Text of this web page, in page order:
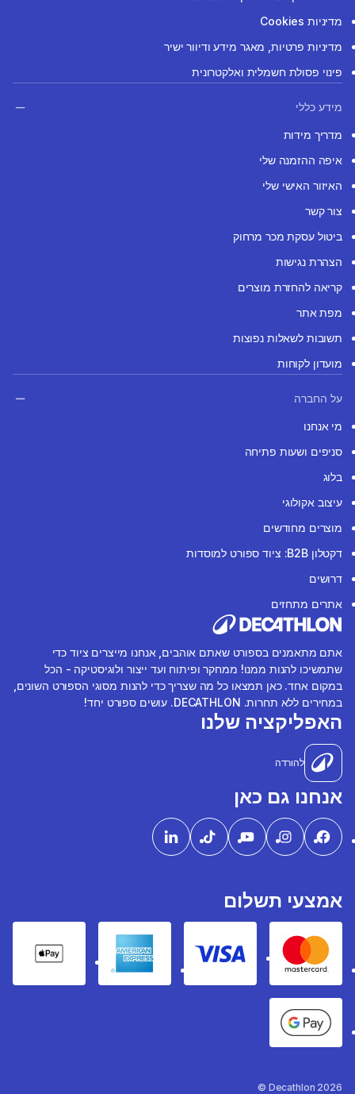
מדיניות Cookies
מדיניות פרטיות, מאגר מידע ודיוור ישיר
פינוי פסולת חשמלית ואלקטרונית
מידע כללי
מדריך מידות
איפה ההזמנה שלי
האיזור האישי שלי
צור קשר
ביטול עסקת מכר מרחוק
הצהרת נגישות
קריאה להחזרת מוצרים
מפת אתר
תשובות לשאלות נפוצות
מועדון לקוחות
על החברה
מי אנחנו
סניפים ושעות פתיחה
בלוג
עיצוב אקולוגי
מוצרים מחודשים
דקטלון B2B: ציוד ספורט למוסדות
דרושים
אתרים מתחזים
אתם מתאמנים בספורט שאתם אוהבים, אנחנו מייצרים ציוד כדי
שתמשיכו להנות ממנו! ממחקר ופיתוח ועד ייצור ולוגיסטיקה - הכל
במקום אחד. כאן תמצאו כל מה שצריך כדי להנות מסוגי הספורט השונים,
במחירים ללא תחרות. DECATHLON. עושים ספורט יחד!
האפליקציה שלנו
להורדה
אנחנו גם כאן
אמצעי תשלום
Mastercard
Visa
American express
Pay
Google Pay
Decathlon 2026 ©